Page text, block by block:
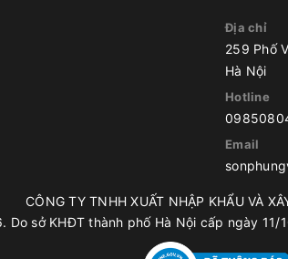
Địa chỉ
259 Phố
Hà Nội
Hotline
Email
CÔNG TY TNHH XUẤT NHẬP KHẨU VÀ
Do sở KHĐT thành phố Hà Nội cấp ngày